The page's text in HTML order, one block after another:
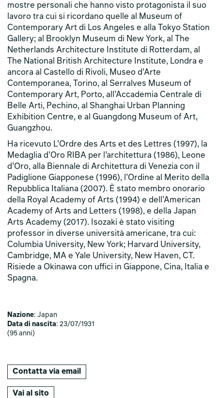
mostre personali che hanno visto protagonista il suo
lavoro tra cui si ricordano quelle al Museum of
Contemporary Art di Los Angeles e alla Tokyo Station
Gallery; al Brooklyn Museum di New York, al The
Netherlands Architecture Institute di Rotterdam, al
The National British Architecture Institute, Londra e
ancora al Castello di Rivoli, Museo d’Arte
Contemporanea, Torino, al Serralves Museum of
Contemporary Art, Porto, all’Accademia Centrale di
Belle Arti, Pechino, al Shanghai Urban Planning
Exhibition Centre, e al Guangdong Museum of Art,
Guangzhou.
Ha ricevuto L’Ordre des Arts et des Lettres (1997), la
Medaglia d’Oro RIBA per l’architettura (1986), Leone
d’Oro, alla Biennale di Architettura di Venezia con il
Padiglione Giapponese (1996), l’Ordine al Merito della
Repubblica Italiana (2007). È stato membro onorario
della Royal Academy of Arts (1994) e dell’American
Academy of Arts and Letters (1998), e della Japan
Arts Academy (2017). Isozaki è stato visiting
professor in diverse università americane, tra cui:
Columbia University, New York; Harvard University,
Cambridge, MA e Yale University, New Haven, CT.
Risiede a Okinawa con uffici in Giappone, Cina, Italia e
Spagna.
Nazione: Japan
Data di nascita: 23/07/1931
(95 anni)
Contatta via email
Vai al sito